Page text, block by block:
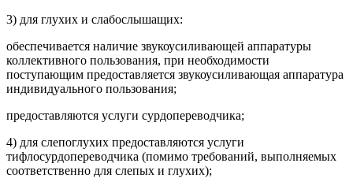
3) для глухих и слабослышащих:
обеспечивается наличие звукоусиливающей аппаратуры
коллективного пользования, при необходимости
поступающим предоставляется звукоусиливающая аппаратура
индивидуального пользования;
предоставляются услуги сурдопереводчика;
4) для слепоглухих предоставляются услуги
тифлосурдопереводчика (помимо требований, выполняемых
соответственно для слепых и глухих);